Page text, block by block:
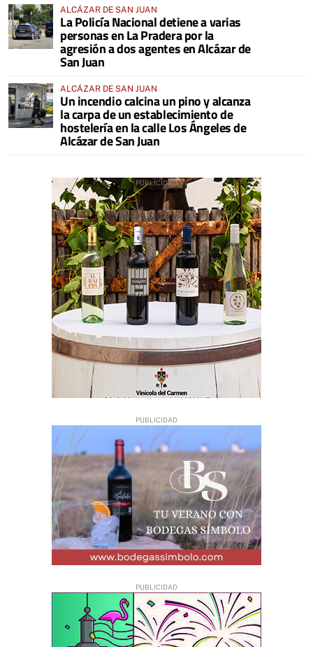
ALCÁZAR DE SAN JUAN
La Policía Nacional detiene a varias
personas en La Pradera por la
agresión a dos agentes en Alcázar de
San Juan
ALCÁZAR DE SAN JUAN
Un incendio calcina un pino y alcanza
la carpa de un establecimiento de
hostelería en la calle Los Ángeles de
Alcázar de San Juan